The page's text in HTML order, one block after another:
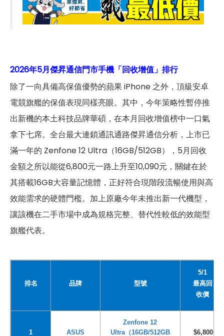
2026年5月傑昇通信門市手機「回收增值」排行
除了一向具備高保值優勢的蘋果 iPhone 之外，頂級安卓
電競旗艦的保值表現同樣亮眼。其中，今年策略性暫停推
出新機的本土科技品牌華碩，在本月回收增值榜中一口氣
拿下七席。全台最大連鎖通訊通路傑昇通信分析，上市已
滿一年的 Zenfone 12 Ultra（16GB/512GB），5月回收
金額之所以能從6,800元一路上升至10,090元，關鍵在於
其搭載16GB大容量記憶體，正好符合現階段流暢使用與高
效能需求的硬體門檻。加上原廠今年未推出新一代機型，
讓該機在二手市場中成為規格完整、替代性較低的效能型
旗艦代表。
排名 品牌 型號
5/1
最高回
收價
1 ASUS
Zenfone 12
Ultra（16GB/512GB $6,800